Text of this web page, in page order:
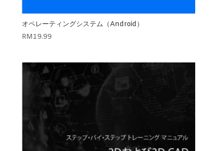
オペレーティングシステム（Android）
RM19.99